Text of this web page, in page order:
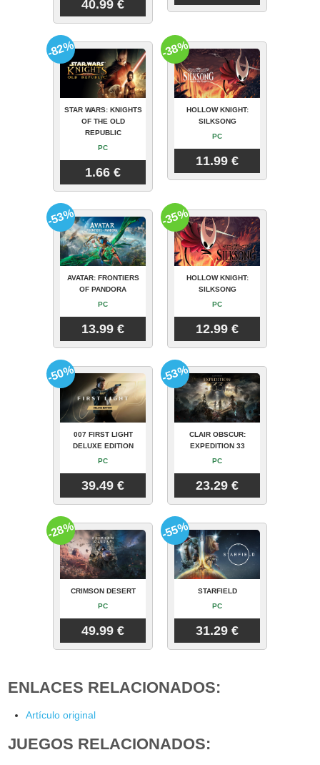
40.99 €
STAR WARS: KNIGHTS
OF THE OLD
REPUBLIC
PC
1.66 €
-82%
HOLLOW KNIGHT:
SILKSONG
PC
11.99 €
-38%
AVATAR: FRONTIERS
OF PANDORA
PC
13.99 €
-53%
HOLLOW KNIGHT:
SILKSONG
PC
12.99 €
-35%
007 FIRST LIGHT
DELUXE EDITION
PC
39.49 €
-50%
CLAIR OBSCUR:
EXPEDITION 33
PC
23.29 €
-53%
CRIMSON DESERT
PC
49.99 €
-28%
STARFIELD
PC
31.29 €
-55%
ENLACES RELACIONADOS:
Artículo original
JUEGOS RELACIONADOS: